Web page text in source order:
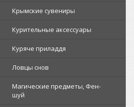
Крымские сувениры
Курительные аксессуары
Куряче приладдя
Ловцы снов
Магические предметы, Фен-
шуй